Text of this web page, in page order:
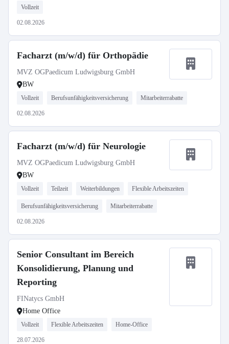
Vollzeit
02.08.2026
Facharzt (m/w/d) für Orthopädie
MVZ OGPaedicum Ludwigsburg GmbH
BW
Vollzeit Berufsunfähigkeitsversicherung Mitarbeiterrabatte
02.08.2026
Facharzt (m/w/d) für Neurologie
MVZ OGPaedicum Ludwigsburg GmbH
BW
Vollzeit Teilzeit Weiterbildungen Flexible Arbeitszeiten
Berufsunfähigkeitsversicherung Mitarbeiterrabatte
02.08.2026
Senior Consultant im Bereich
Konsolidierung, Planung und
Reporting
FINatycs GmbH
Home Office
Vollzeit Flexible Arbeitszeiten Home-Office
28.07.2026